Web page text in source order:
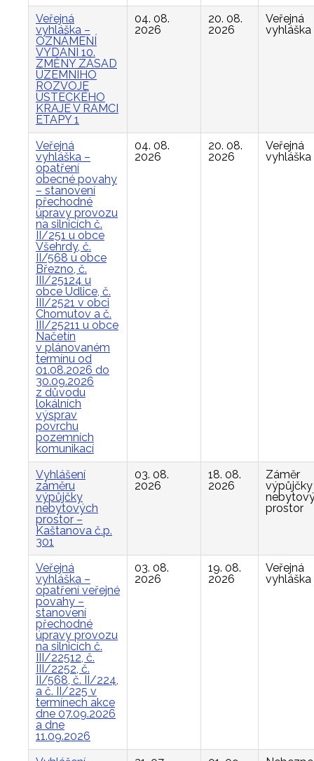
Veřejná
vyhláška –
OZNÁMENÍ
VYDÁNÍ 10.
ZMĚNY ZÁSAD
ÚZEMNÍHO
ROZVOJE
ÚSTECKÉHO
KRAJE V RÁMCI
ETAPY 1
04. 08.
2026
20. 08.
2026
Veřejná
vyhláška
Veřejná
vyhláška –
opatření
obecné povahy
– stanovení
přechodné
úpravy provozu
na silnicích č.
II/251 u obce
Všehrdy, č.
II/568 u obce
Březno, č.
III/25124 u
obce Údlice, č.
III/2521 v obci
Chomutov a č.
III/25211 u obce
Načetín
v plánovaném
termínu od
01.08.2026 do
30.09.2026
z důvodu
lokálních
výsprav
povrchu
pozemních
komunikací
04. 08.
2026
20. 08.
2026
Veřejná
vyhláška
Vyhlášení
záměru
výpůjčky
nebytových
prostor –
Kaštanova č.p.
301
03. 08.
2026
18. 08.
2026
Záměr
výpůjčky
prostor
Veřejná
vyhláška –
opatření veřejné
povahy –
stanovení
přechodné
úpravy provozu
na silnicích č.
III/22512, č.
III/2252, č.
II/568, č. II/224,
a č. II/225 v
termínech akce
dne 07.09.2026
a dne
11.09.2026
03. 08.
2026
19. 08.
2026
Veřejná
vyhláška